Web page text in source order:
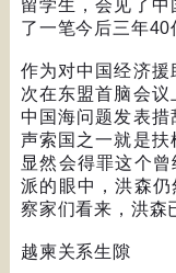
留学生，会见了中
了一笔今后三年40
作为对中国经济援
次在东盟首脑会
中国海问题发表
声索国之一就是扶
显然会得罪这个曾
派的眼中，洪森仍
察家们看来，洪森
越柬关系生隙